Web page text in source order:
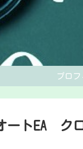
プロフ
ートEA